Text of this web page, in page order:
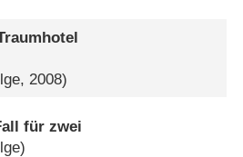
2008)
für zwei